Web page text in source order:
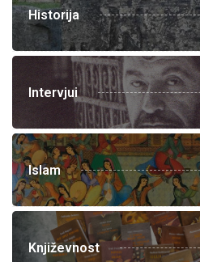
Historija
Intervjui
Islam
Književnost